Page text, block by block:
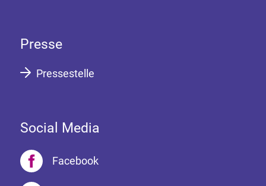
Presse
Pressestelle
Social Media
Facebook